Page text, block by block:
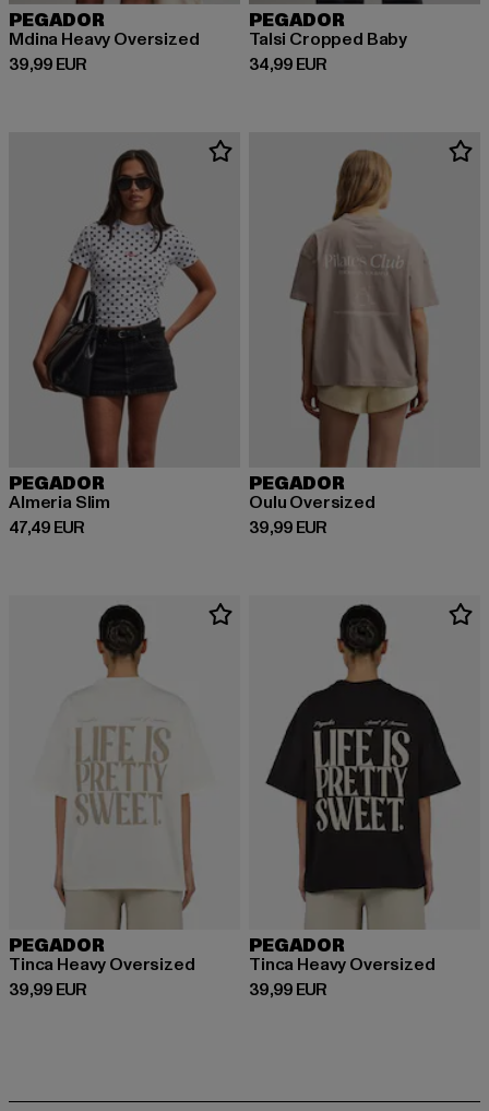
PEGADOR
Mdina Heavy Oversized
39,99 EUR
Derzeitiger Preis: 39,99 EUR
PEGADOR
Talsi Cropped Baby
34,99 EUR
Derzeitiger Preis: 34,99 EUR
PEGADOR
Almeria Slim
47,49 EUR
Derzeitiger Preis: 47,49 EUR
PEGADOR
Oulu Oversized
39,99 EUR
Derzeitiger Preis: 39,99 EUR
PEGADOR
Tinca Heavy Oversized
39,99 EUR
Derzeitiger Preis: 39,99 EUR
PEGADOR
Tinca Heavy Oversized
39,99 EUR
Derzeitiger Preis: 39,99 EUR